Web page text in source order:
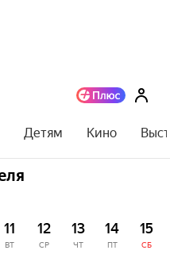
Детям Кино
11
ВТ
12
СР
13
ЧТ
14
ПТ
15
СБ